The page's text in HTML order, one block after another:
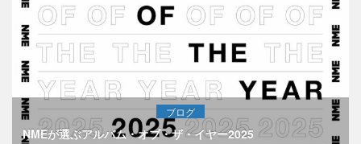
ブログ
NMEが選ぶアルバム・オブ・ザ・イヤー2025